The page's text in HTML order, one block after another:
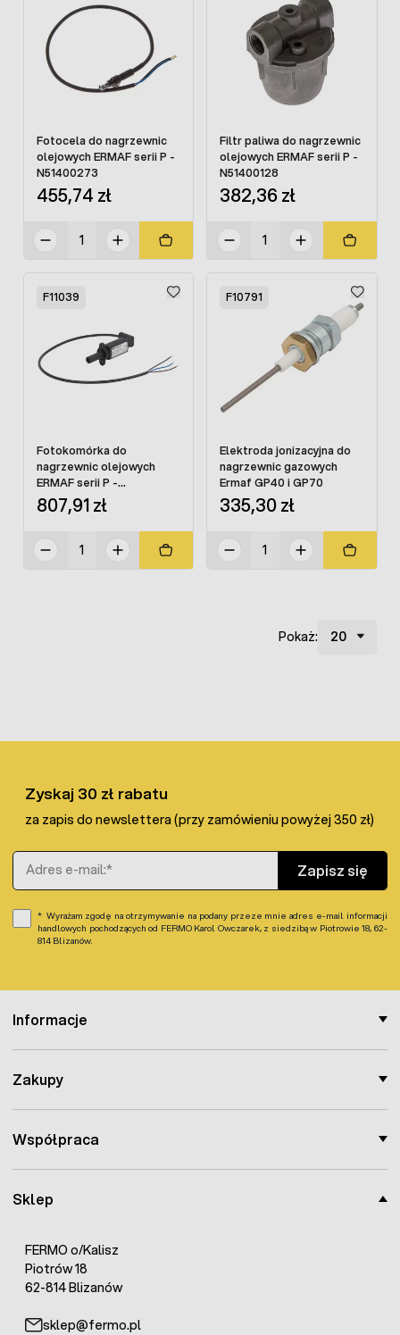
Fotocela do nagrzewnic
olejowych ERMAF serii P -
N51400273
455,74 zł
Filtr paliwa do nagrzewnic
olejowych ERMAF serii P -
N51400128
382,36 zł
F11039
Fotokomórka do
nagrzewnic olejowych
ERMAF serii P -
N51400282
807,91 zł
F10791
Elektroda jonizacyjna do
nagrzewnic gazowych
Ermaf GP40 i GP70
335,30 zł
Pokaż:
Sklep
FERMO o/Kalisz
Piotrów 18
62-814 Blizanów
sklep@fermo.pl
Informacje
Zakupy
Współpraca
Zyskaj 30 zł rabatu
za zapis do newslettera (przy zamówieniu powyżej 350 zł)
Adres e-mail
Zapisz się
Wyrażam zgodę na otrzymywanie na podany przeze mnie adres e-mail informacji
handlowych pochodzących od FERMO Karol Owczarek, z siedzibą w Piotrowie 18, 62-
814 Blizanów.